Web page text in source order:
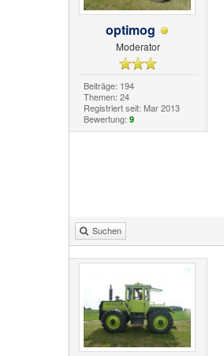
optimog
Moderator
Beiträge: 194
Themen: 24
Registriert seit: Mar 2013
Bewertung: 9
Suchen